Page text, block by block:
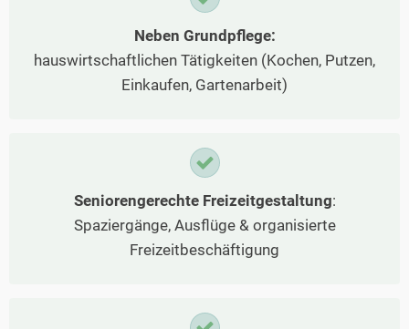
Neben Grundpflege:
hauswirtschaftlichen Tätigkeiten (Kochen, Putzen,
Einkaufen, Gartenarbeit)
Seniorengerechte Freizeitgestaltung:
Spaziergänge, Ausflüge & organisierte
Freizeitbeschäftigung